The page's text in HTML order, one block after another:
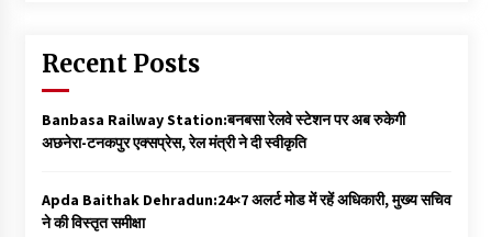
Recent Posts
Banbasa Railway Station:बनबसा रेलवे स्टेशन पर अब रुकेगी
अछनेरा-टनकपुर एक्सप्रेस, रेल मंत्री ने दी स्वीकृति
Apda Baithak Dehradun:24×7 अलर्ट मोड में रहें अधिकारी, मुख्य सचिव
ने की विस्तृत समीक्षा